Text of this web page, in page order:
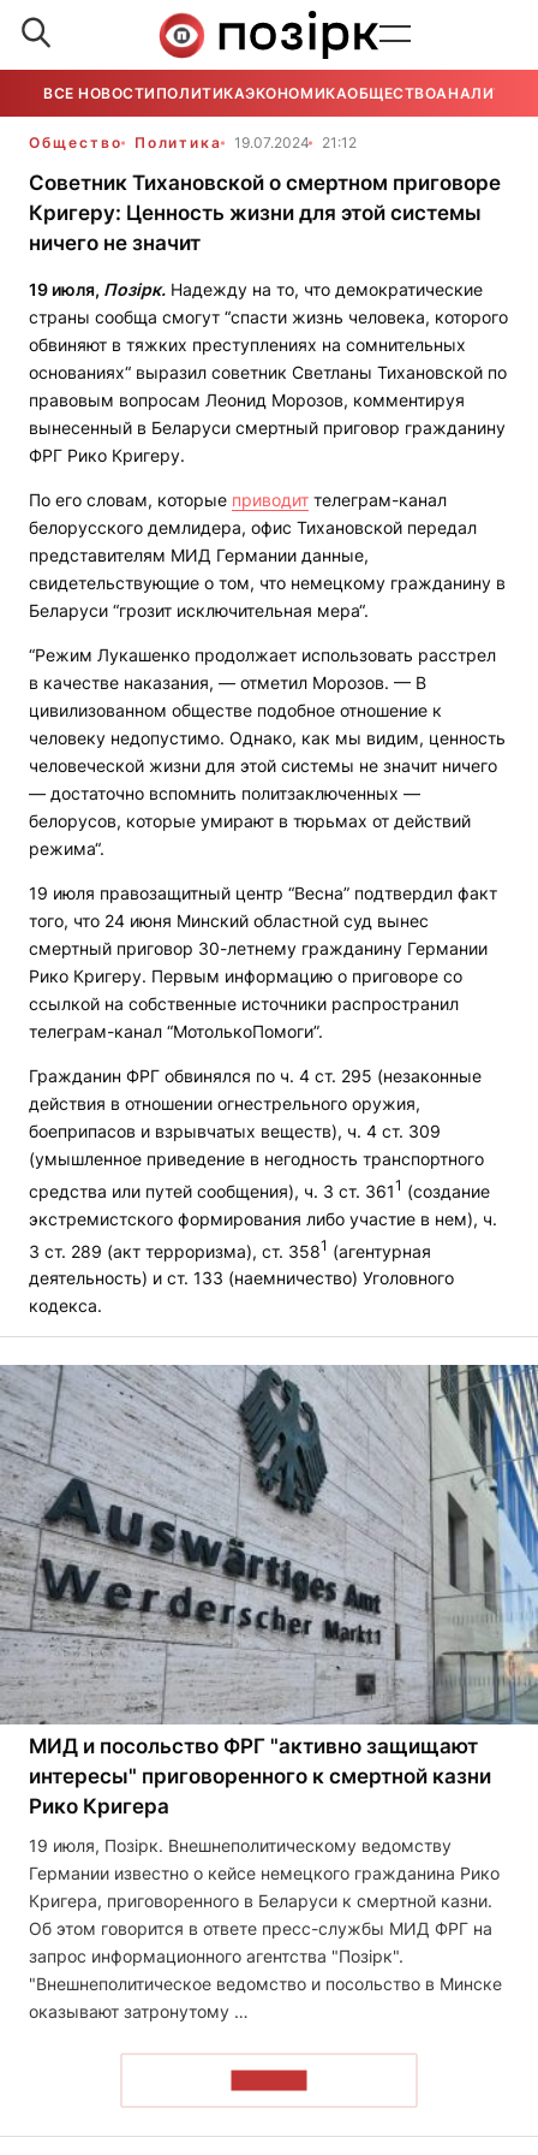
ВСЕ НОВОСТИ ПОЛИТИКАЭКОНОМИКАОБЩЕСТВОАНАЛИТИКА
Общество Политика 19.07.2024 21:12
Советник Тихановской о смертном приговоре
Кригеру: Ценность жизни для этой системы
ничего не значит
19 июля, Позірк. Надежду на то, что демократические
страны сообща смогут “спасти жизнь человека, которого
обвиняют в тяжких преступлениях на сомнительных
основаниях“ выразил советник Светланы Тихановской по
правовым вопросам Леонид Морозов, комментируя
вынесенный в Беларуси смертный приговор гражданину
ФРГ Рико Кригеру.
По его словам, которые приводит телеграм-канал
белорусского демлидера, офис Тихановской передал
представителям МИД Германии данные,
свидетельствующие о том, что немецкому гражданину в
Беларуси “грозит исключительная мера“.
“Режим Лукашенко продолжает использовать расстрел
в качестве наказания, — отметил Морозов. — В
цивилизованном обществе подобное отношение к
человеку недопустимо. Однако, как мы видим, ценность
человеческой жизни для этой системы не значит ничего
— достаточно вспомнить политзаключенных —
белорусов, которые умирают в тюрьмах от действий
режима“.
19 июля правозащитный центр “Весна” подтвердил факт
того, что 24 июня Минский областной суд вынес
смертный приговор 30-летнему гражданину Германии
Рико Кригеру. Первым информацию о приговоре со
ссылкой на собственные источники распространил
телеграм-канал “МотолькоПомоги”.
Гражданин ФРГ обвинялся по ч. 4 ст. 295 (незаконные
действия в отношении огнестрельного оружия,
боеприпасов и взрывчатых веществ), ч. 4 ст. 309
(умышленное приведение в негодность транспортного
средства или путей сообщения), ч. 3 ст. 3611 (создание
экстремистского формирования либо участие в нем), ч.
3 ст. 289 (акт терроризма), ст. 3581 (агентурная
деятельность) и ст. 133 (наемничество) Уголовного
кодекса.
МИД и посольство ФРГ "активно защищают
интересы" приговоренного к смертной казни
Рико Кригера
19 июля, Позірк. Внешнеполитическому ведомству
Германии известно о кейсе немецкого гражданина Рико
Кригера, приговоренного в Беларуси к смертной казни.
Об этом говорится в ответе пресс-службы МИД ФРГ на
запрос информационного агентства "Позірк".
"Внешнеполитическое ведомство и посольство в Минске
оказывают затронутому …